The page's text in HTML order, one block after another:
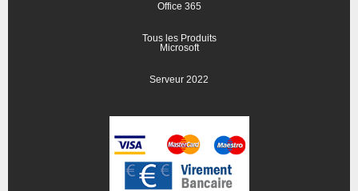
Office 365
Tous les Produits
Microsoft
Serveur 2022